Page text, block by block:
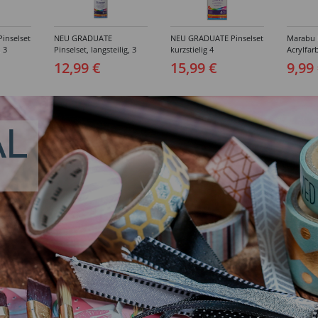
3
NEU GRADUATE
Pinselset, langsteilig, 3
12,99 €
NEU GRADUATE Pinselset
kurzstielig 4
15,99 €
Marabu
9,99